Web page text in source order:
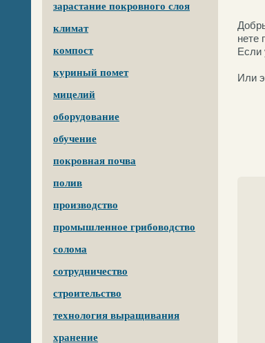
зарастание покровного слоя
климат
компост
куриный помет
мицелий
оборудование
обучение
покровная почва
полив
производство
промышленное грибоводство
солома
сотрудничество
строительство
технология выращивания
хранение
нете
Если
Или